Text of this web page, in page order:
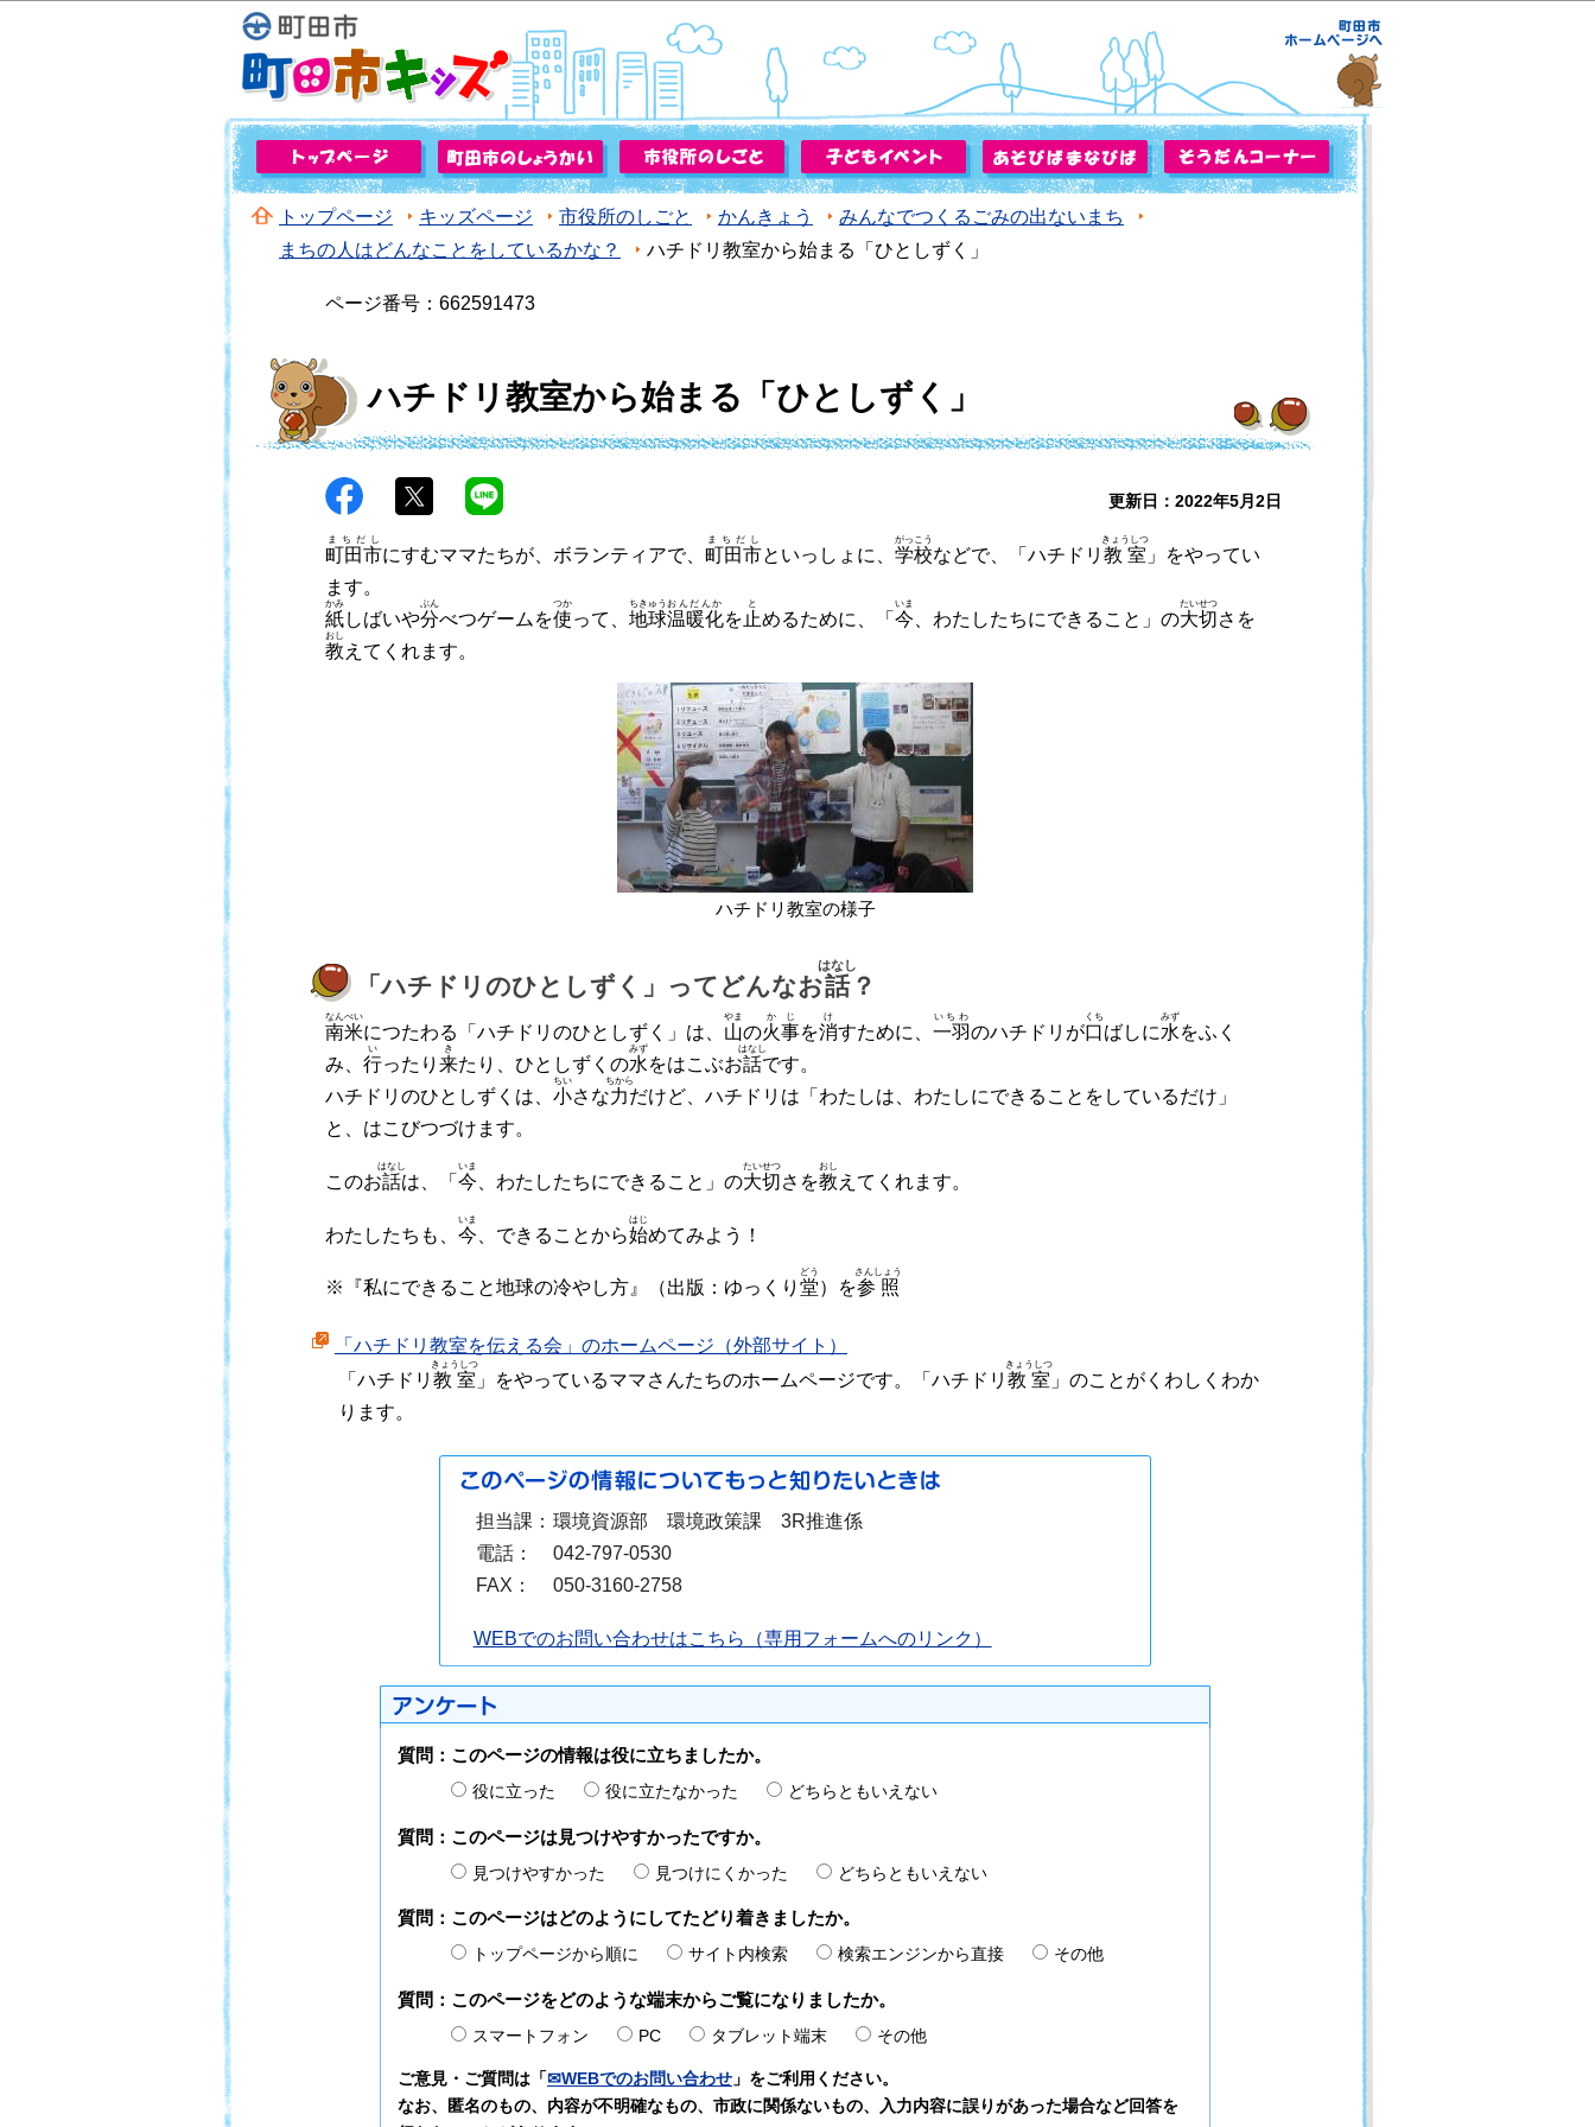
トップページ キッズページ 市役所のしごと かんきょう
みんなでつくるごみの出ないまち
まちの人はどんなことをしているかな？
ハチドリ教室から始まる「ひとしずく」
ページ番号：662591473
ハチドリ教室から始まる「ひとしずく」
更新日：2022年5月2日
町田市
まちだし
にすむママたちが、ボランティアで、 町田市
まちだし
といっしょに、 学校
がっこう
などで、「ハチドリ 教室
きょうしつ
」をやってい
ます。
紙
かみ
しばいや分
ぶん
べつゲームを使
つか
って、 地球
ちきゅう
温暖化
おんだんか
を 止
と
めるために、「 今
いま
、わたしたちにできること」の大切
たいせつ
さを
教
おし
えてくれます。
ハチドリ教室の様子
「ハチドリのひとしずく」ってどんなお話
はなし
？
南米
なんべい
につたわる「ハチドリのひとしずく」は、 山
やま
の火事
かじ
を消
け
すために、 一羽
いちわ
のハチドリが口
くち
ばしに水
みず
をふく
み、 行
い
ったり 来
き
たり、ひとしずくの水
みず
をはこぶお話
はなし
です。
ハチドリのひとしずくは、 小
ちい
さな力
ちから
だけど、ハチドリは「わたしは、わたしにできることをしているだけ」
と、はこびつづけます。
このお話
はなし
は、「 今
いま
、わたしたちにできること」の大切
たいせつ
さを教
おし
えてくれます。
わたしたちも、 今
いま
、できることから始
はじ
めてみよう！
※『私にできること地球の冷やし方』（出版：ゆっくり 堂
どう
）を参照
さんしょう
「ハチドリ教室を伝える会」のホームページ（外部サイト）
「ハチドリ 教室
きょうしつ
」をやっているママさんたちのホームページです。「ハチドリ 教室
きょうしつ
」のことがくわしくわか
ります。
担当課： 環境資源部 環境政策課 3R推進係
電話：
042-797-0530
FAX：
050-3160-2758
WEBでのお問い合わせはこちら（専用フォームへのリンク）
質問：このページの情報は役に立ちましたか。
役に立った 役に立たなかった どちらともいえない
質問：このページは見つけやすかったですか。
見つけやすかった 見つけにくかった どちらともいえない
質問：このページはどのようにしてたどり着きましたか。
トップページから順に サイト内検索 検索エンジンから直接 その他
質問：このページをどのような端末からご覧になりましたか。
スマートフォン PC タブレット端末 その他
ご意見・ご質問は「✉WEBでのお問い合わせ 」をご利用ください。
なお、匿名のもの、内容が不明確なもの、市政に関係ないもの、入力内容に誤りがあった場合など回答を